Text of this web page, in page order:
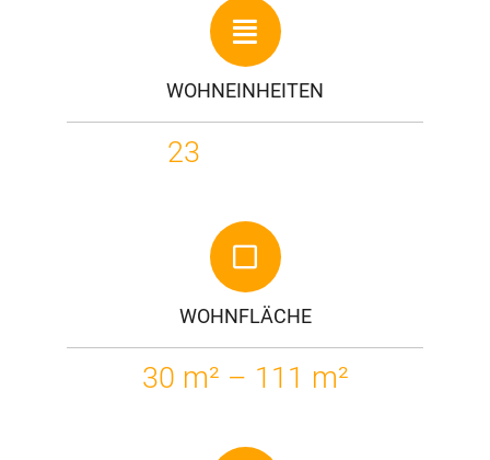
WOHNEINHEITEN
23
WOHNFLÄCHE
30 m² – 111 m²